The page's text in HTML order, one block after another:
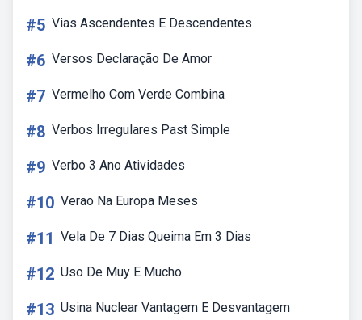
#5 Vias Ascendentes E Descendentes
#6 Versos Declaração De Amor
#7 Vermelho Com Verde Combina
#8 Verbos Irregulares Past Simple
#9 Verbo 3 Ano Atividades
#10 Verao Na Europa Meses
#11 Vela De 7 Dias Queima Em 3 Dias
#12 Uso De Muy E Mucho
#13 Usina Nuclear Vantagem E Desvantagem